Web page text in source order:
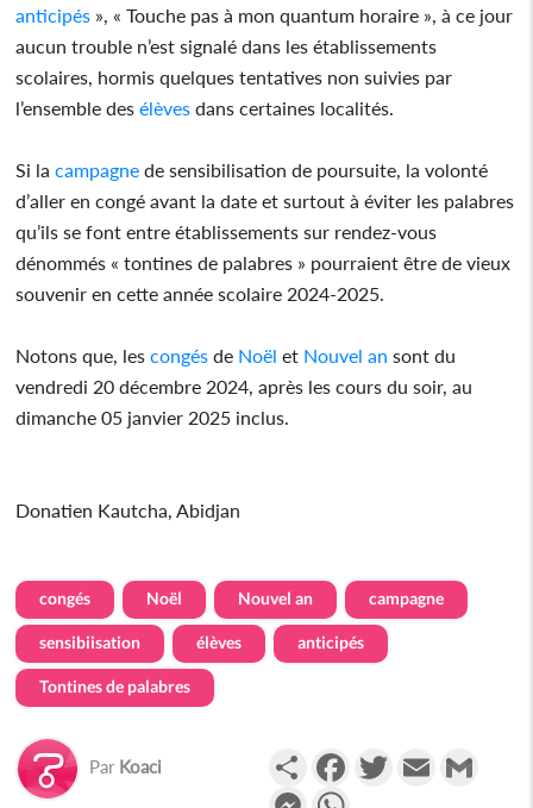
anticipés », « Touche pas à mon quantum horaire », à ce jour
aucun trouble n’est signalé dans les établissements
scolaires, hormis quelques tentatives non suivies par
l’ensemble desélèves dans certaines localités.
Si lacampagne de sensibilisation de poursuite, la volonté
d’aller en congé avant la date et surtout à éviter les palabres
qu’ils se font entre établissements sur rendez-vous
dénommés « tontines de palabres » pourraient être de vieux
souvenir en cette année scolaire 2024-2025.
Notons que, lescongés de Noël et Nouvel an sont du
vendredi 20 décembre 2024, après les cours du soir, au
dimanche 05 janvier 2025 inclus.
Donatien Kautcha, Abidjan
congés Noël Nouvel an campagne
sensibiisation élèves anticipés
Tontines de palabres
Par Koaci PartagerFacebookTwitterEmail
Messenger